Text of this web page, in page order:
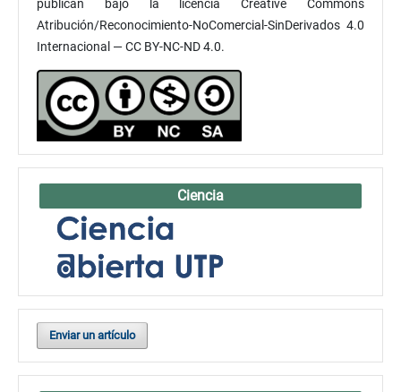
publican bajo la licencia Creative Commons
Atribución/Reconocimiento-NoComercial-SinDerivados 4.0
Internacional — CC BY-NC-ND 4.0.
Ciencia
Enviar un artículo